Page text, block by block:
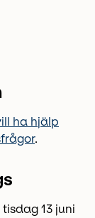
ha hjälp
.
13 juni